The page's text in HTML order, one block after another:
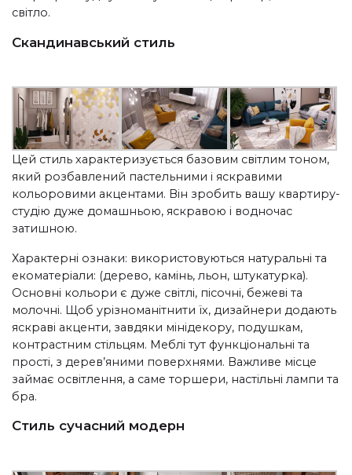
світло.
Скандинавський стиль
Цей стиль характеризується базовим світлим тоном,
який розбавлений пастельними і яскравими
кольоровими акцентами. Він зробить вашу квартиру-
студію дуже домашньою, яскравою і водночас
затишною.
Характерні ознаки: використовуються натуральні та
екоматеріали: (дерево, камінь, льон, штукатурка).
Основні кольори є дуже світлі, пісочні, бежеві та
молочні. Щоб урізноманітнити їх, дизайнери додають
яскраві акценти, завдяки мінідекору, подушкам,
контрастним стільцям. Меблі тут функціональні та
прості, з дерев’яними поверхнями. Важливе місце
займає освітлення, а саме торшери, настільні лампи та
бра.
Стиль сучасний модерн